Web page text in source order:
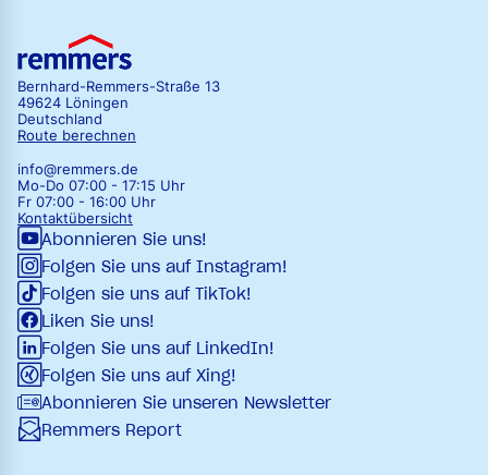
Bernhard-Remmers-Straße 13
49624 Löningen
Deutschland
Route berechnen
info@remmers.de
Mo-Do 07:00 - 17:15 Uhr
Fr 07:00 - 16:00 Uhr
Kontaktübersicht
Abonnieren Sie uns!
Folgen Sie uns auf Instagram!
Folgen sie uns auf TikTok!
Liken Sie uns!
Folgen Sie uns auf LinkedIn!
Folgen Sie uns auf Xing!
Abonnieren Sie unseren Newsletter
Remmers Report